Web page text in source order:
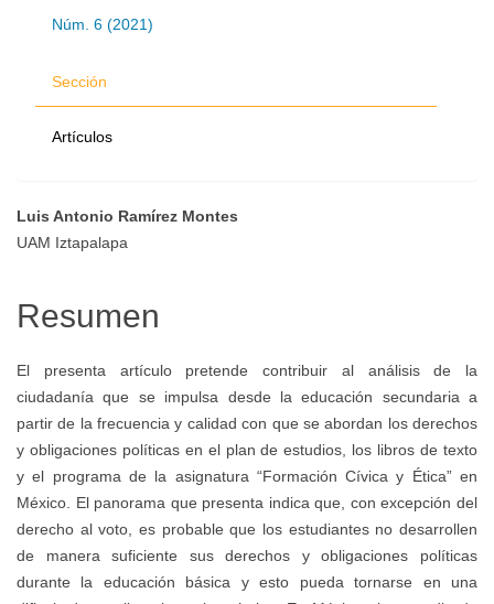
Núm. 6 (2021)
Sección
Artículos
Contenido
artículo
Luis Antonio Ramírez Montes
UAM Iztapalapa
Resumen
El presenta artículo pretende contribuir al análisis de la
ciudadanía que se impulsa desde la educación secundaria a
partir de la frecuencia y calidad con que se abordan los derechos
y obligaciones políticas en el plan de estudios, los libros de texto
y el programa de la asignatura “Formación Cívica y Ética” en
México. El panorama que presenta indica que, con excepción del
derecho al voto, es probable que los estudiantes no desarrollen
de manera suficiente sus derechos y obligaciones políticas
durante la educación básica y esto pueda tornarse en una